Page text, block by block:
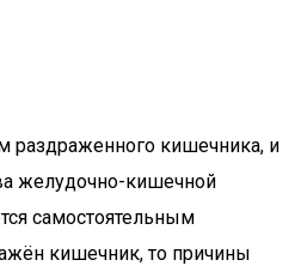
раздраженного кишечника, и
желудочно-кишечной
самостоятельным
кишечник, то причины